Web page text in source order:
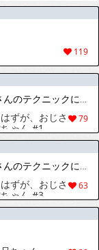
119
[ほうき星] 親友を助けに行ったはずが、おじさんのテクニックにハメられる雫ちゃん #1
79
ずが、おじさ
ゃん #1
[ほうき星] 親友を助けに行ったはずが、おじさんのテクニックにハメられる雫ちゃん #3
63
ずが、おじさ
ゃん #3